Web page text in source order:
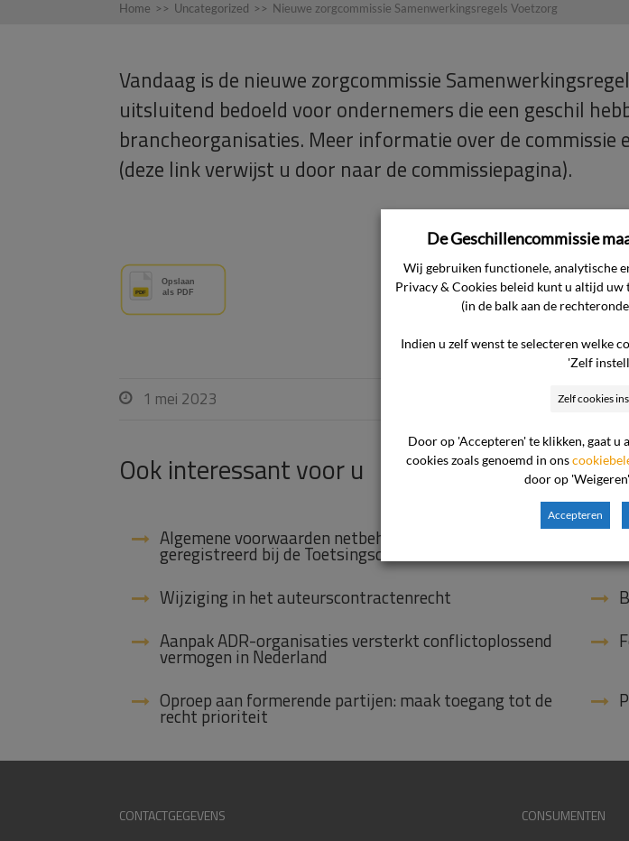
Home >> Uncategorized >> Nieuwe zorgcommissie Samenwerkingsregels Voetzorg
Vandaag is de nieuwe zorgcommissie
uitsluitend bedoeld voor ondernemers die een geschil
brancheorganisaties. Meer informatie over de commissie
(deze link verwijst u door naar de commissiepagina).
 1 mei 2023
Ook interessant voor u
Algemene voorwaarden netbeheerders als eerste
geregistreerd bij de Toetsingscommissie
Wijziging in het auteurscontractenrecht
Aanpak ADR-organisaties versterkt conflictoplossend
vermogen in Nederland
Oproep aan formerende partijen: maak toegang tot de
recht prioriteit
CONTACTGEGEVENS CONSUMENTEN
De Geschillencommissie
Wij gebruiken functionele, analytische
Privacy & Cookies beleid kunt u altijd
(in de balk aan de
Indien u zelf wenst te selecteren welke
'Zelf
Zelf cookies
Door op 'Accepteren' te klikken, gaat u
cookies zoals genoemd in ons
door op
Accepteren